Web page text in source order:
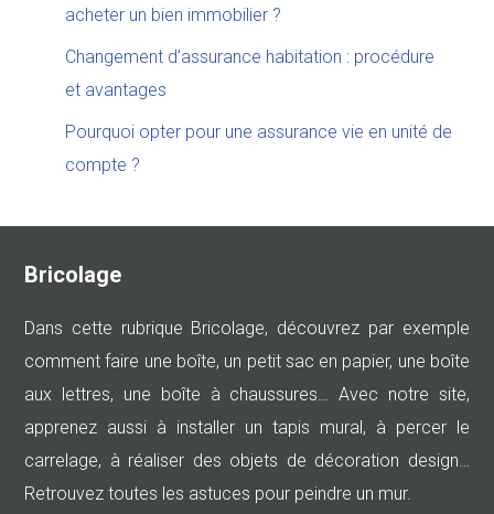
acheter un bien immobilier ?
Changement d’assurance habitation : procédure
et avantages
Pourquoi opter pour une assurance vie en unité de
compte ?
Bricolage
Dans cette rubrique Bricolage, découvrez par exemple
comment faire une boîte, un petit sac en papier, une boîte
aux lettres, une boîte à chaussures… Avec notre site,
apprenez aussi à installer un tapis mural, à percer le
carrelage, à réaliser des objets de décoration design…
Retrouvez toutes les astuces pour peindre un mur.